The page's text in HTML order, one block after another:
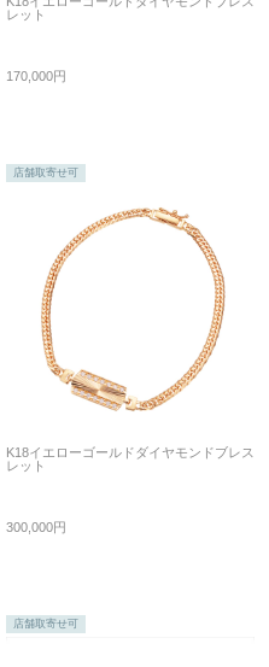
レット
170,000円
店舗取寄せ可
K18イエローゴールドダイヤモンドブレス
レット
300,000円
店舗取寄せ可